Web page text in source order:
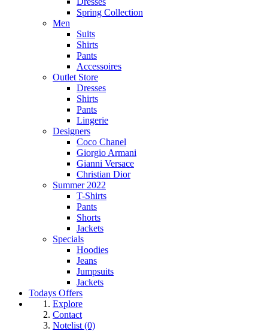
Spring Collection
Men
Suits
Shirts
Pants
Accessoires
Outlet Store
Dresses
Shirts
Pants
Lingerie
Designers
Coco Chanel
Giorgio Armani
Gianni Versace
Christian Dior
Summer 2022
T-Shirts
Pants
Shorts
Jackets
Specials
Hoodies
Jeans
Jumpsuits
Jackets
Todays Offers
Explore
Contact
Notelist (0)